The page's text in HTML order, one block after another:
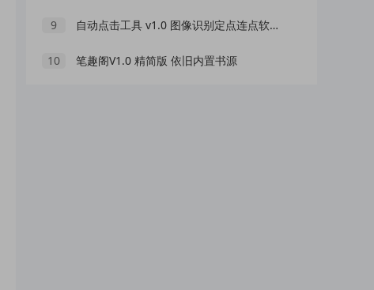
9 自动点击工具 v1.0 图像识别定点连点软件 窗口后台自动点击助手
10 笔趣阁V1.0 精简版 依旧内置书源